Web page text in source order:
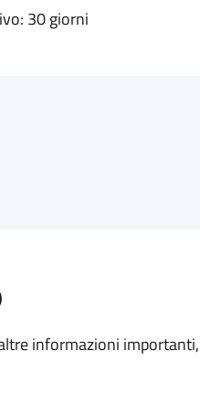
30 giorni
informazioni